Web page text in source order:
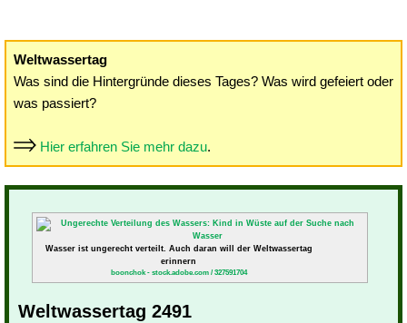
Weltwassertag
Was sind die Hintergründe dieses Tages? Was wird gefeiert oder
was passiert?
Hier erfahren Sie mehr dazu.
Wasser ist ungerecht verteilt. Auch daran will der Weltwassertag
erinnern
boonchok - stock.adobe.com / 327591704
Weltwassertag 2491